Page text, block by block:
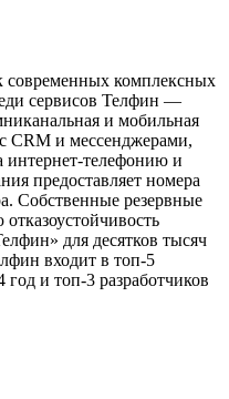
комплексных
сервисов Телфин —
и мобильная
CRM и мессенджерами,
телефонию и
предоставляет номера
Собственные резервные
для десятков тысяч
входит в топ-5
и топ-3 разработчиков